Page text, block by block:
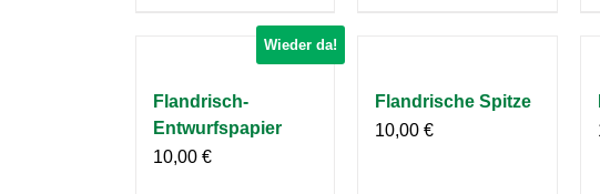
Wieder da!
Flandrisch-
Entwurfspapier
10,00 €
Flandrische Spitze
10,00€